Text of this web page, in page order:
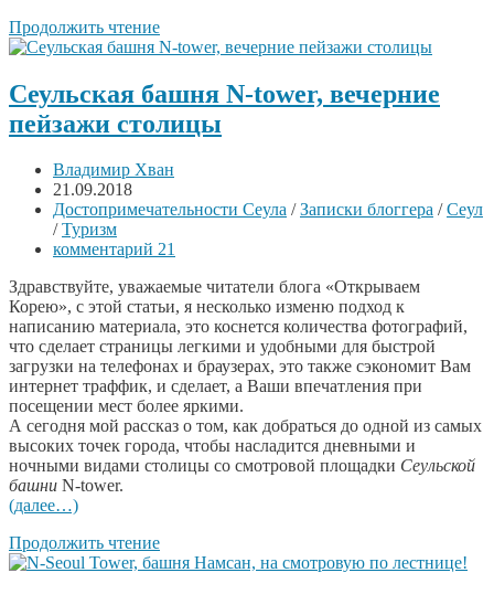
Продолжить чтение
Сеульская башня N-tower, вечерние
пейзажи столицы
Владимир Хван
21.09.2018
Достопримечательности Сеула /Записки блоггера /Сеул
/Туризм
комментарий 21
Здравствуйте, уважаемые читатели блога «Открываем
Корею», с этой статьи, я несколько изменю подход к
написанию материала, это коснется количества фотографий,
что сделает страницы легкими и удобными для быстрой
загрузки на телефонах и браузерах, это также сэкономит Вам
интернет траффик, и сделает, а Ваши впечатления при
посещении мест более яркими.
А сегодня мой рассказ о том, как добраться до одной из самых
высоких точек города, чтобы насладится дневными и
ночными видами столицы со смотровой площадки Сеульской
башни N-tower.
(далее…)
Продолжить чтение